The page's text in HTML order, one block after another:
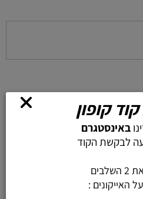
קופון
באינסטגרם
לבקשת הקוד
האייקונים :